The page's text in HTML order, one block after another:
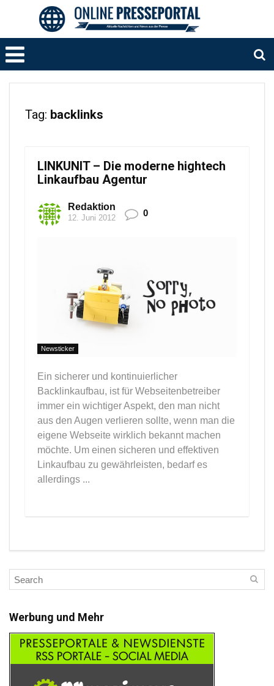
Tag: backlinks
LINKUNIT – Die moderne hightech
Linkaufbau Agentur
Redaktion
12. Juni 2012 0
Newsticker
Ein sicherer und kontinuierlicher
Backlinkaufbau, ist für Webseitenbetreiber
immer ein wichtiger Aspekt, den man nicht
aus den Augen verlieren sollte, wenn man die
eigene Webseite wirklich bekannt machen
möchte. Um einen sicheren und effektiven
Linkaufbau zu gewährleisten, bedarf es
allerdings ...
Werbung und Mehr